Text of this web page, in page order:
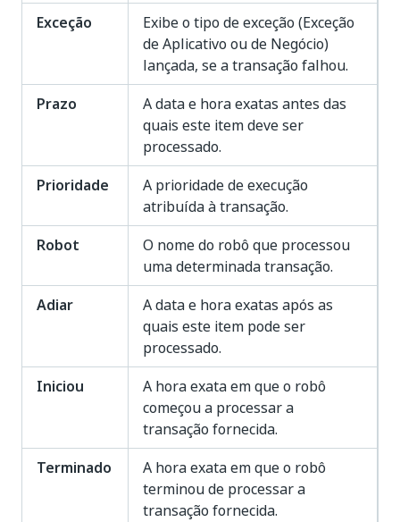
Exceção
Exibe o tipo de exceção (Exceção
de Aplicativo ou de Negócio)
lançada, se a transação falhou.
Prazo
A data e hora exatas antes das
quais este item deve ser
processado.
Prioridade
A prioridade de execução
atribuída à transação.
Robot
O nome do robô que processou
uma determinada transação.
Adiar
A data e hora exatas após as
quais este item pode ser
processado.
Iniciou
A hora exata em que o robô
começou a processar a
transação fornecida.
Terminado
A hora exata em que o robô
terminou de processar a
transação fornecida.